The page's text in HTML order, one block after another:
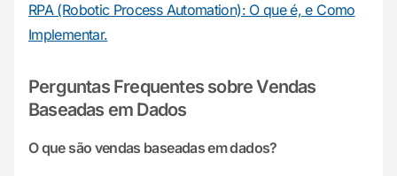
RPA (Robotic Process Automation): O que é, e Como
Implementar.
Perguntas Frequentes sobre Vendas
Baseadas em Dados
O que são vendas baseadas em dados?